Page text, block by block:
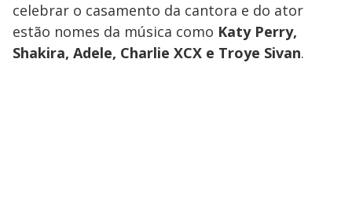
celebrar o casamento da cantora e do ator
estão nomes da música como Katy Perry,
Shakira, Adele, Charlie XCX e Troye Sivan.